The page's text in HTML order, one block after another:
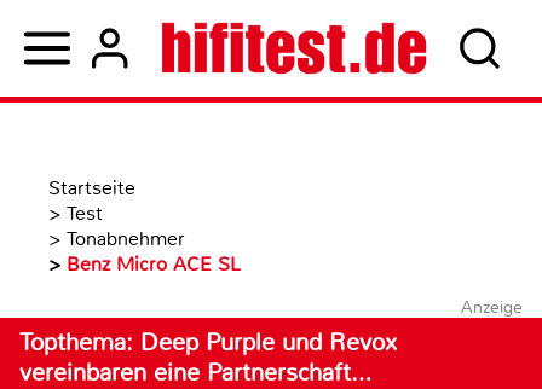
Startseite
> Test
> Tonabnehmer
> Benz Micro ACE SL
Anzeige
Topthema: Deep Purple und Revox
vereinbaren eine Partnerschaft…